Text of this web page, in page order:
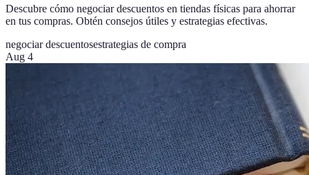
Descubre cómo negociar descuentos en tiendas físicas para ahorrar
en tus compras. Obtén consejos útiles y estrategias efectivas.
negociar descuentosestrategias de compra
Aug 4